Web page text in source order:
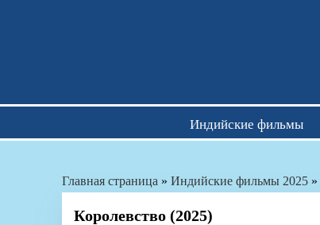
Индийские фильмы
Главная страница » Индийские фильмы 2025 »
Королевство (2025)